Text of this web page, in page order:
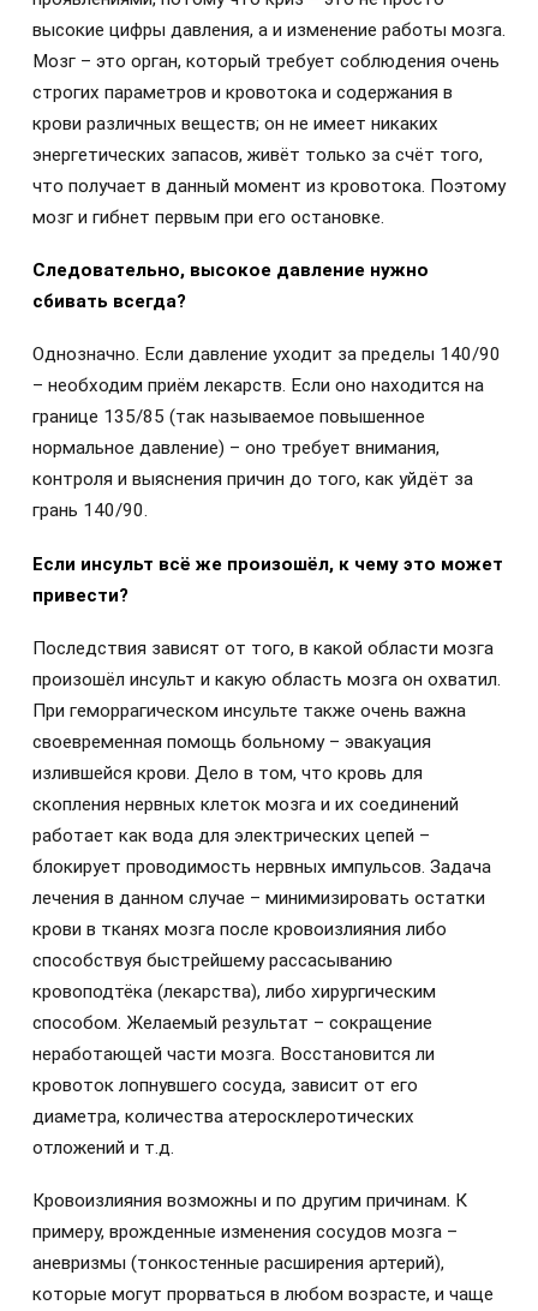
высокие цифры давления, а и изменение работы мозга.
Мозг – это орган, который требует соблюдения очень
строгих параметров и кровотока и содержания в
крови различных веществ; он не имеет никаких
энергетических запасов, живёт только за счёт того,
что получает в данный момент из кровотока. Поэтому
мозг и гибнет первым при его остановке.
Следовательно, высокое давление нужно
сбивать всегда?
Однозначно. Если давление уходит за пределы 140/90
– необходим приём лекарств. Если оно находится на
границе 135/85 (так называемое повышенное
нормальное давление) – оно требует внимания,
контроля и выяснения причин до того, как уйдёт за
грань 140/90.
Если инсульт всё же произошёл, к чему это может
привести?
Последствия зависят от того, в какой области мозга
произошёл инсульт и какую область мозга он охватил.
При геморрагическом инсульте также очень важна
своевременная помощь больному – эвакуация
излившейся крови. Дело в том, что кровь для
скопления нервных клеток мозга и их соединений
работает как вода для электрических цепей –
блокирует проводимость нервных импульсов. Задача
лечения в данном случае – минимизировать остатки
крови в тканях мозга после кровоизлияния либо
способствуя быстрейшему рассасыванию
кровоподтёка (лекарства), либо хирургическим
способом. Желаемый результат – сокращение
неработающей части мозга. Восстановится ли
кровоток лопнувшего сосуда, зависит от его
диаметра, количества атеросклеротических
отложений и т.д.
Кровоизлияния возможны и по другим причинам. К
примеру, врожденные изменения сосудов мозга –
аневризмы (тонкостенные расширения артерий),
которые могут прорваться в любом возрасте, и чаще